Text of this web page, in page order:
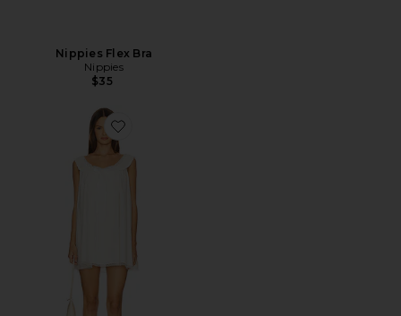
Nippies Flex Bra
Nippies
$35
Favorite Venetia Slip Dress